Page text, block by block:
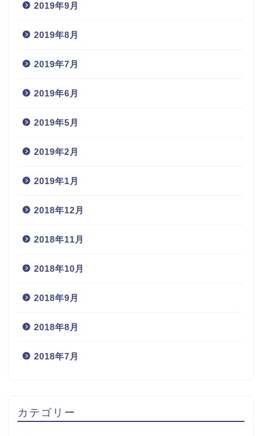
2019年9月
2019年8月
2019年7月
2019年6月
2019年5月
2019年2月
2019年1月
2018年12月
2018年11月
2018年10月
2018年9月
2018年8月
2018年7月
カテゴリー